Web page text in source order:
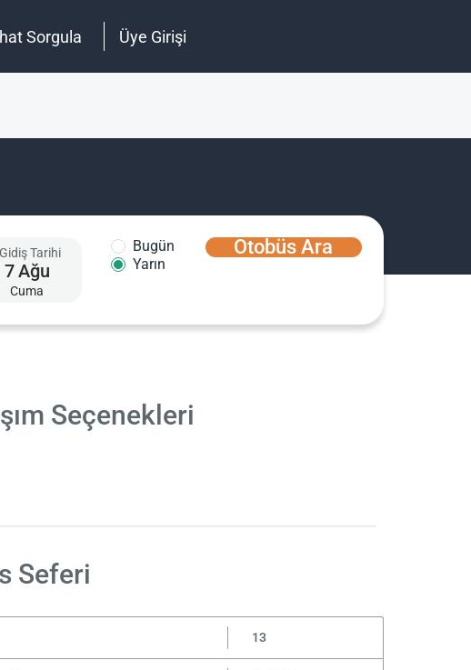
Sorgula Üye Girişi
Gidiş Tarihi
7Ağu
Cuma
Bugün
Yarın
Otobüs Ara
Seçenekleri
Seferi
13